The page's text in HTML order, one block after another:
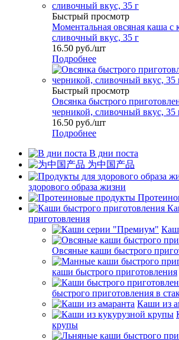
Быстрый просмотр
Моментальная овсяная каша с
сливочный вкус, 35 г
16.50 руб./шт
Подробнее
Быстрый просмотр
Овсянка быстрого
черникой, сливочный вкус, 35
16.50 руб./шт
Подробнее
В дни поста
为中国产品
здорового образа жизни
приготовления
Овсяные каши быстрого
каши быстрого приготовления
быстрого приготовления в
Каши из
крупы